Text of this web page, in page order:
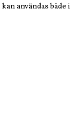
användas både i